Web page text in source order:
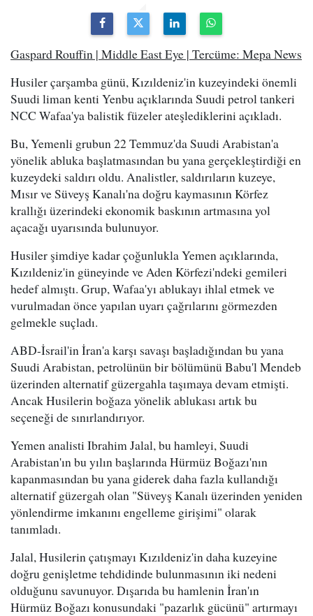
Gaspard Rouffin | Middle East Eye | Tercüme: Mepa News
Husiler çarşamba günü, Kızıldeniz'in kuzeyindeki önemli
Suudi liman kenti Yenbu açıklarında Suudi petrol tankeri
NCC Wafaa'ya balistik füzeler ateşlediklerini açıkladı.
Bu, Yemenli grubun 22 Temmuz'da Suudi Arabistan'a
yönelik abluka başlatmasından bu yana gerçekleştirdiği en
kuzeydeki saldırı oldu. Analistler, saldırıların kuzeye,
Mısır ve Süveyş Kanalı'na doğru kaymasının Körfez
krallığı üzerindeki ekonomik baskının artmasına yol
açacağı uyarısında bulunuyor.
Husiler şimdiye kadar çoğunlukla Yemen açıklarında,
Kızıldeniz'in güneyinde ve Aden Körfezi'ndeki gemileri
hedef almıştı. Grup, Wafaa'yı ablukayı ihlal etmek ve
vurulmadan önce yapılan uyarı çağrılarını görmezden
gelmekle suçladı.
ABD-İsrail'in İran'a karşı savaşı başladığından bu yana
Suudi Arabistan, petrolünün bir bölümünü Babu'l Mendeb
üzerinden alternatif güzergahla taşımaya devam etmişti.
Ancak Husilerin boğaza yönelik ablukası artık bu
seçeneği de sınırlandırıyor.
Yemen analisti Ibrahim Jalal, bu hamleyi, Suudi
Arabistan'ın bu yılın başlarında Hürmüz Boğazı'nın
kapanmasından bu yana giderek daha fazla kullandığı
alternatif güzergah olan "Süveyş Kanalı üzerinden yeniden
yönlendirme imkanını engelleme girişimi" olarak
tanımladı.
Jalal, Husilerin çatışmayı Kızıldeniz'in daha kuzeyine
doğru genişletme tehdidinde bulunmasının iki nedeni
olduğunu savunuyor. Dışarıda bu hamlenin İran'ın
Hürmüz Boğazı konusundaki "pazarlık gücünü" artırmayı